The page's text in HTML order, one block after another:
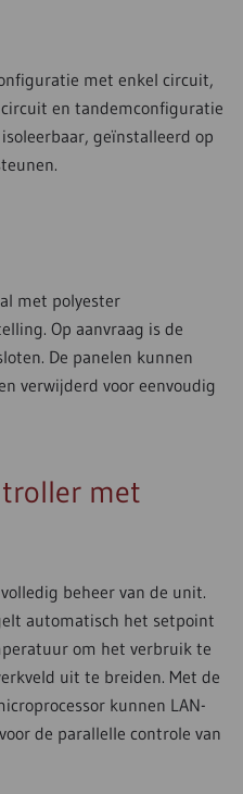
met enkel circuit,
en tandemconfiguratie
geïnstalleerd op
met polyester
Op aanvraag is de
De panelen kunnen
verwijderd voor eenvoudig
met
beheer van de unit.
automatisch het setpoint
om het verbruik te
uit te breiden. Met de
kunnen LAN-
de parallelle controle van